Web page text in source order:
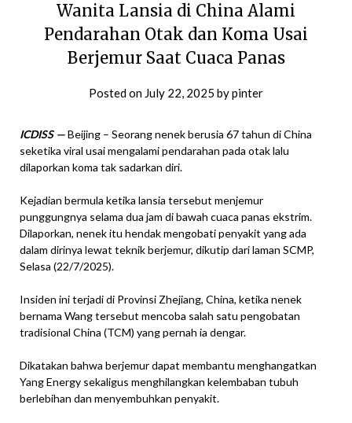
Wanita Lansia di China Alami
Pendarahan Otak dan Koma Usai
Berjemur Saat Cuaca Panas
Posted on July 22, 2025 bypinter
ICDISS —Beijing – Seorang nenek berusia 67 tahun di China
seketika viral usai mengalami pendarahan pada otak lalu
dilaporkan koma tak sadarkan diri.
Kejadian bermula ketika lansia tersebut menjemur
punggungnya selama dua jam di bawah cuaca panas ekstrim.
Dilaporkan, nenek itu hendak mengobati penyakit yang ada
dalam dirinya lewat teknik berjemur, dikutip dari laman SCMP,
Selasa (22/7/2025).
Insiden ini terjadi di Provinsi Zhejiang, China, ketika nenek
bernama Wang tersebut mencoba salah satu pengobatan
tradisional China (TCM) yang pernah ia dengar.
Dikatakan bahwa berjemur dapat membantu menghangatkan
Yang Energy sekaligus menghilangkan kelembaban tubuh
berlebihan dan menyembuhkan penyakit.